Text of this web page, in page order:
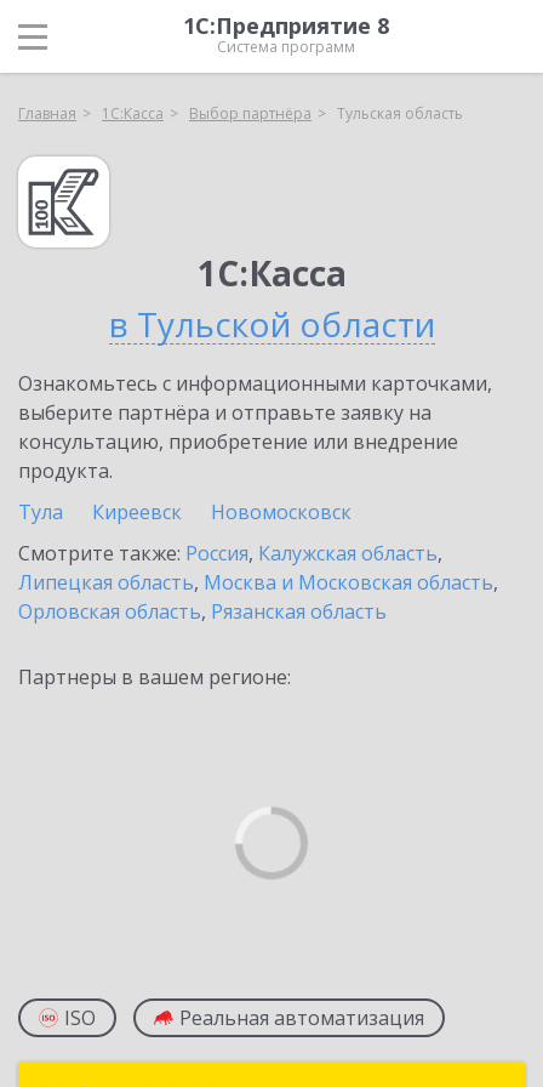
1С:Предприятие 8
Система программ
Главная 1С:Касса Выбор партнёра Тульская область
1С:Касса
в Тульской области
Ознакомьтесь с информационными карточками,
выберите партнёра и отправьте заявку на
консультацию, приобретение или внедрение
продукта.
Тула
Киреевск
Новомосковск
Смотрите также: Россия, Калужская область,
Липецкая область, Москва и Московская область,
Орловская область, Рязанская область
Партнеры в вашем регионе:
ISO Реальная автоматизация